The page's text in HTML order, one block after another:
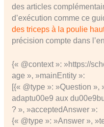
des articles
d’exécution comme ce
des triceps à la poulie
précision compte dans
{« @context »: »https://
age », »mainEntity »:
[{« @type »: »Question »,
adaptu00e9 aux
? », »acceptedAnswer »:
{« @type »: »Answer »,